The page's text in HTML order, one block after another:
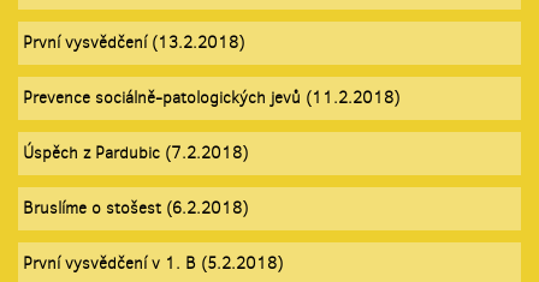
První vysvědčení (13.2.2018)
Prevence sociálně-patologických jevů (11.2.2018)
Úspěch z Pardubic (7.2.2018)
Bruslíme o stošest (6.2.2018)
První vysvědčení v 1. B (5.2.2018)